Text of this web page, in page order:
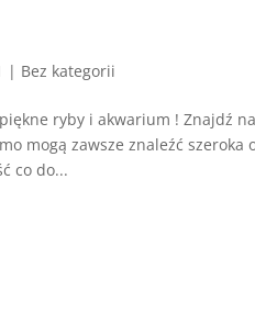
| Bez kategorii
ryby i akwarium ! Znajdź
mogą zawsze znaleźć
co do...